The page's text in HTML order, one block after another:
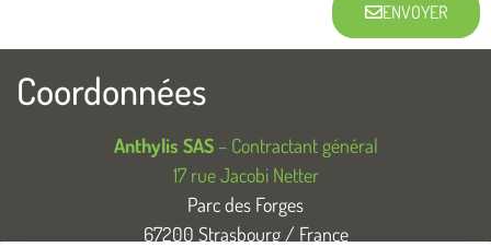
ENVOYER
Coordonnées
Anthylis SAS– Contractant général
17 rue Jacobi Netter
Parc des Forges
67200 Strasbourg / France